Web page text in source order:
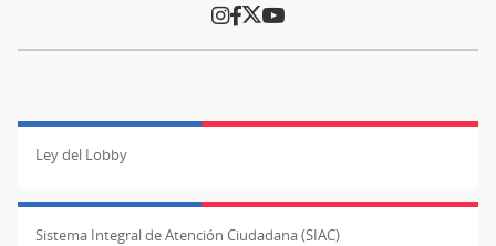
Ley del Lobby
Sistema Integral de Atención Ciudadana (SIAC)